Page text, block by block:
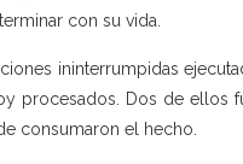
con su vida.
ininterrumpidas
procesados. Dos de ellos
consumaron el hecho.